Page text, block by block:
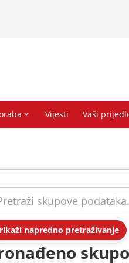
napredno pretraživanje